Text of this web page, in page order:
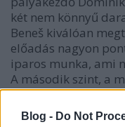
Blog - Do Not
két nem könnyű
Beneš kiválóan
előadás nagyon
iparos munka, ami
A második szint, a
elmaradt, a Jolanta
habitusuknál